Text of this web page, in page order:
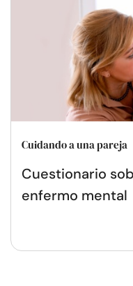
Cuidando a una pareja
Cuestionario
enfermo mental